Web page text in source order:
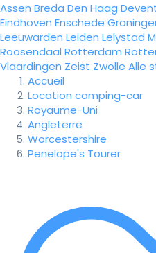
Assen Breda Den Haag
Eindhoven Enschede
Leeuwarden Leiden Lelystad
Roosendaal Rotterdam
Vlaardingen Zeist Zwolle Alle
Accueil
Location camping-car
Royaume-Uni
Angleterre
Worcestershire
Penelope's Tourer